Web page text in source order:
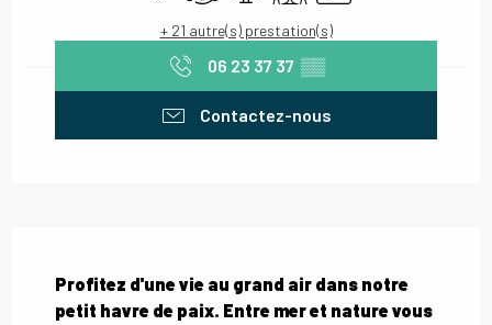
+ 21 autre(s) prestation(s)
06 23 37 37 ▒▒
Contactez-nous
Profitez d'une vie au grand air dans notre
petit havre de paix. Entre mer et nature vous